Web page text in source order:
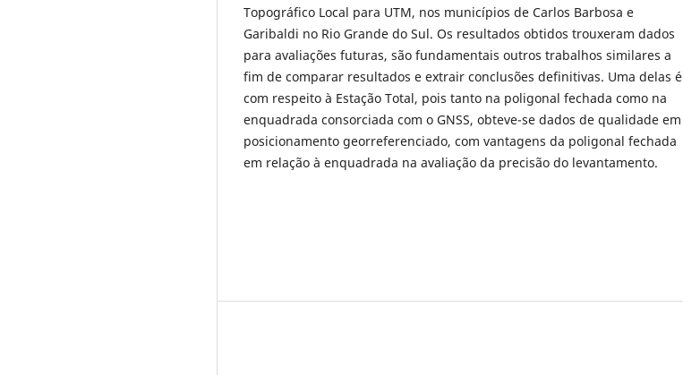
Topográfico Local para UTM, nos municípios de Carlos Barbosa e
Garibaldi no Rio Grande do Sul. Os resultados obtidos trouxeram dados
para avaliações futuras, são fundamentais outros trabalhos similares a
fim de comparar resultados e extrair conclusões definitivas. Uma delas é
com respeito à Estação Total, pois tanto na poligonal fechada como na
enquadrada consorciada com o GNSS, obteve-se dados de qualidade em
posicionamento georreferenciado, com vantagens da poligonal fechada
em relação à enquadrada na avaliação da precisão do levantamento.